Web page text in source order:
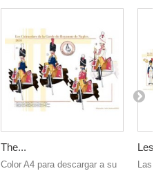
The...
Color A4 para descargar a su
Les...
Las